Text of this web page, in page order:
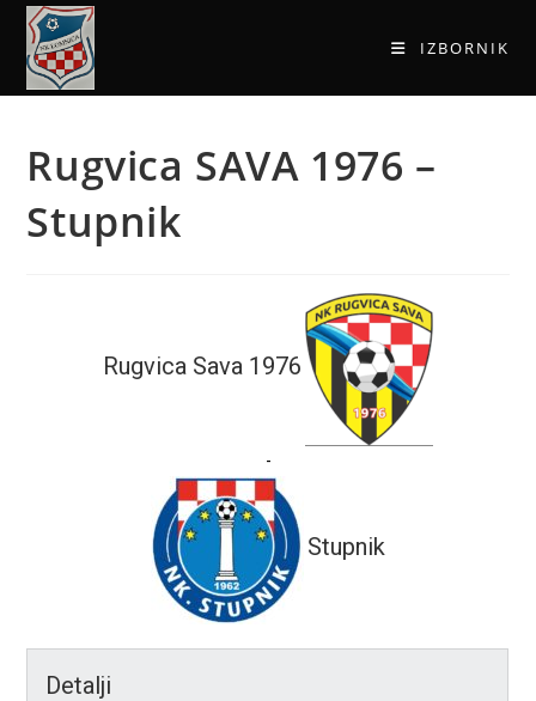
IZBORNIK
Rugvica SAVA 1976 –
Stupnik
Rugvica Sava 1976
-
Stupnik
Detalji